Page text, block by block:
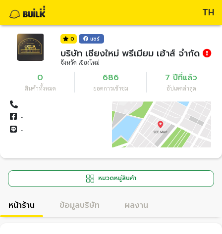
TH
0 แชร์
บริษัท เชียงใหม่ พรีเมียม เฮ้าส์ จำกัด
จังหวัด เชียงใหม่
0
สินค้าทั้งหมด
686
ยอดการเข้าชม
7 ปีที่แล้ว
อัปเดตล่าสุด
-
-
หมวดหมู่สินค้า
หน้าร้าน ข้อมูลบริษัท ผลงาน